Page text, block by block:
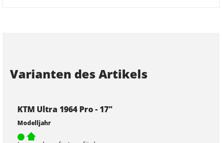
Varianten des Artikels
KTM Ultra 1964 Pro - 17"
Modelljahr